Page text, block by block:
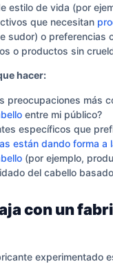
estilo de vida (por
que necesitan
sudor) o preferencias
o productos sin
hacer:
preocupaciones más
entre mi público?
específicos que
están dando forma a
(por ejemplo,
del cabello
con un
experimentado